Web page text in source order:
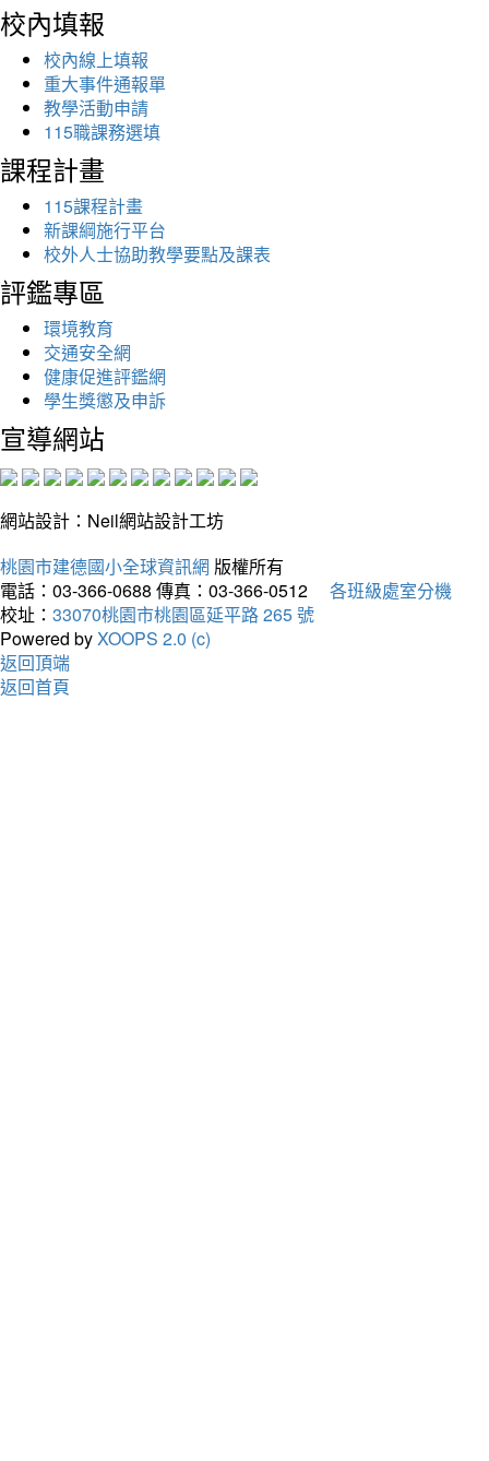
校內填報
校內線上填報
重大事件通報單
教學活動申請
115職課務選填
課程計畫
115課程計畫
新課綱施行平台
校外人士協助教學要點及課表
評鑑專區
環境教育
交通安全網
健康促進評鑑網
學生獎懲及申訴
宣導網站
網站設計：Neil網站設計工坊
桃園市建德國小全球資訊網 版權所有
電話：03-366-0688 傳真：03-366-0512
各班級處室分機
校址： 33070桃園市桃園區延平路 265 號
Powered byXOOPS 2.0 (c)
返回頂端
返回首頁